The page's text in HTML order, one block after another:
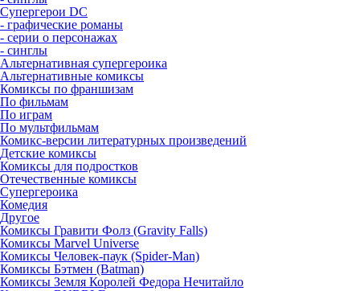
Супергерои DC
- графические романы
- серии о персонажах
- синглы
Альтернативная супергероика
Альтернативные комиксы
Комиксы по франшизам
По фильмам
По играм
По мультфильмам
Комикс-версии литературных произведений
Детские комиксы
Комиксы для подростков
Отечественные комиксы
Супергероика
Комедия
Другое
Комиксы Гравити Фолз (Gravity Falls)
Комиксы Marvel Universe
Комиксы Человек-паук (Spider-Man)
Комиксы Бэтмен (Batman)
Комиксы Земля Королей Федора Нечитайло